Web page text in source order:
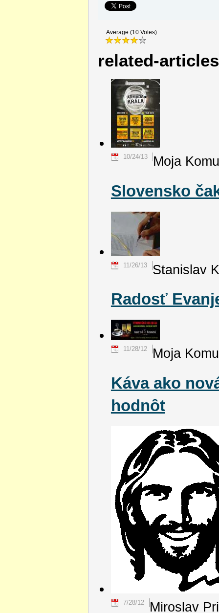
Average (10 Votes)
related-
Moja
10/24/13
Slovensko
Stanislav
11/26/13
Radosť
Moja
11/28/12
Káva ako
hodnôt
Miroslav
7/28/12